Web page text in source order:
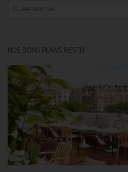
Rechercher :
NOS BONS PLANS RESTO